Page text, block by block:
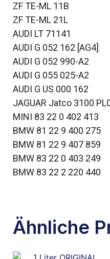
ZF TE-ML 11B
ZF TE-ML 21L
AUDI LT 71141
AUDI G 052 162 [AG4]
AUDI G 052 990-A2
AUDI G 055 025-A2
AUDI G US 000 162
JAGUAR Jatco 3100
MINI 83 22 0 402 413
BMW 81 22 9 400 275
BMW 81 22 9 407 859
BMW 83 22 0 403 249
BMW 83 22 2 220 440
Ähnliche